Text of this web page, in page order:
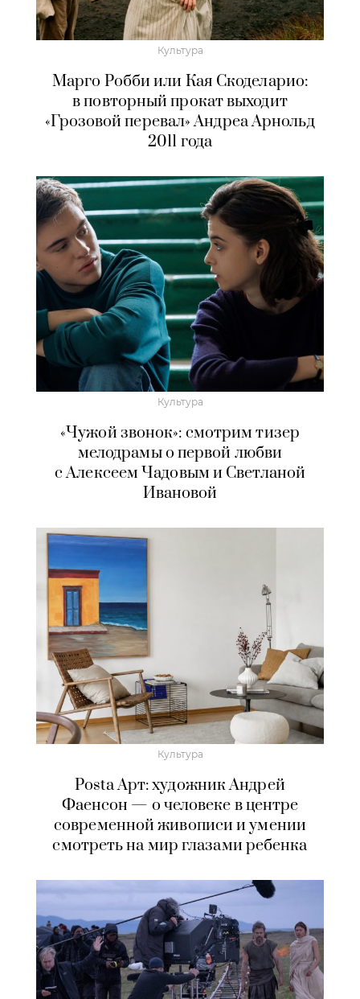
Культура
Марго Робби или Кая Скоделарио:
в повторный прокат выходит
«Грозовой перевал» Андреа Арнольд
2011 года
Культура
«Чужой звонок»: смотрим тизер
мелодрамы о первой любви
с Алексеем Чадовым и Светланой
Ивановой
Культура
Posta Арт: художник Андрей
Фаенсон — о человеке в центре
современной живописи и умении
смотреть на мир глазами ребенка